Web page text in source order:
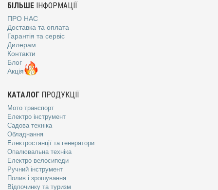
БІЛЬШЕ ІНФОРМАЦІЇ
ПРО НАС
Доставка та оплата
Гарантія та сервіс
Дилерам
Контакти
Блог
Акція
КАТАЛОГ ПРОДУКЦІЇ
Мото транспорт
Електро інструмент
Садова техніка
Обладнання
Електростанції та генератори
Опалювальна техніка
Електро велосипеди
Ручний інструмент
Полив і зрошування
Відпочинку та туризм